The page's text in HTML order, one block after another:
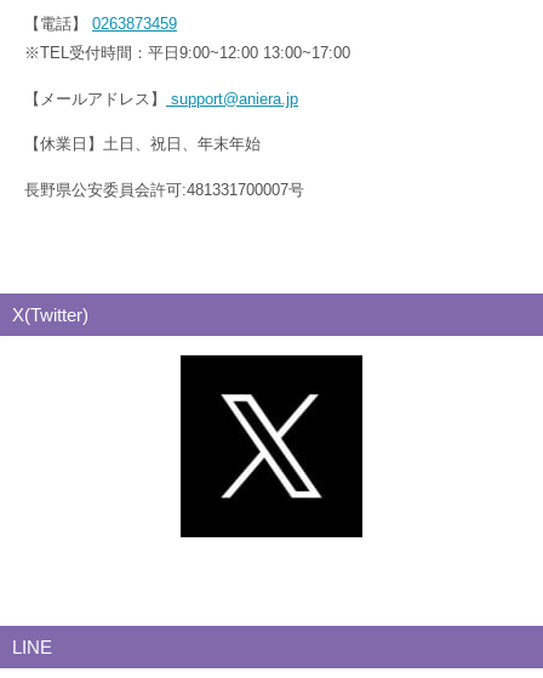
【電話】 0263873459
※TEL受付時間：平日9:00~12:00 13:00~17:00
【メールアドレス】 support@aniera.jp
【休業日】土日、祝日、年末年始
長野県公安委員会許可:481331700007号
X(Twitter)
LINE